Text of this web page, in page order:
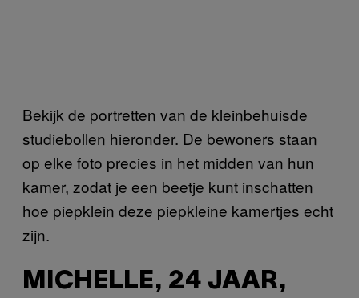
Bekijk de portretten van de kleinbehuisde
studiebollen hieronder. De bewoners staan
op elke foto precies in het midden van hun
kamer, zodat je een beetje kunt inschatten
hoe piepklein deze piepkleine kamertjes echt
zijn.
MICHELLE, 24 JAAR,